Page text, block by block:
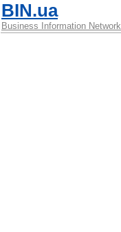
BIN.ua
Business Information Network